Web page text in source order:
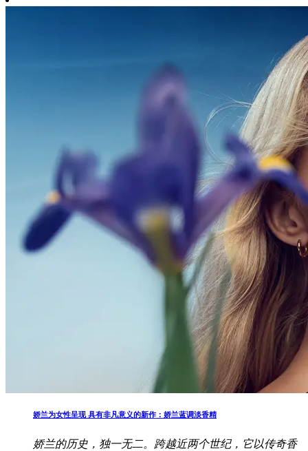
娇兰为女性呈现 具有非凡意义的新作：娇兰蓝调淡香精
娇兰的历史，独一无二。跨越近两个世纪，它以传奇香